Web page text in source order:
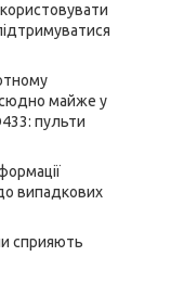
майже у
пульти
випадкових
сприяють